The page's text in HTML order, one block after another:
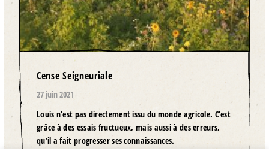
Cense Seigneuriale
27 juin 2021
Louis n’est pas directement issu du monde agricole. C’est
grâce à des essais fructueux, mais aussi à des erreurs,
qu’il a fait progresser ses connaissances.